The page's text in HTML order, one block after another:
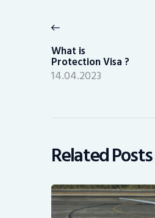
navigation
post:
What is
Protection Visa ?
14.04.2023
Related Posts